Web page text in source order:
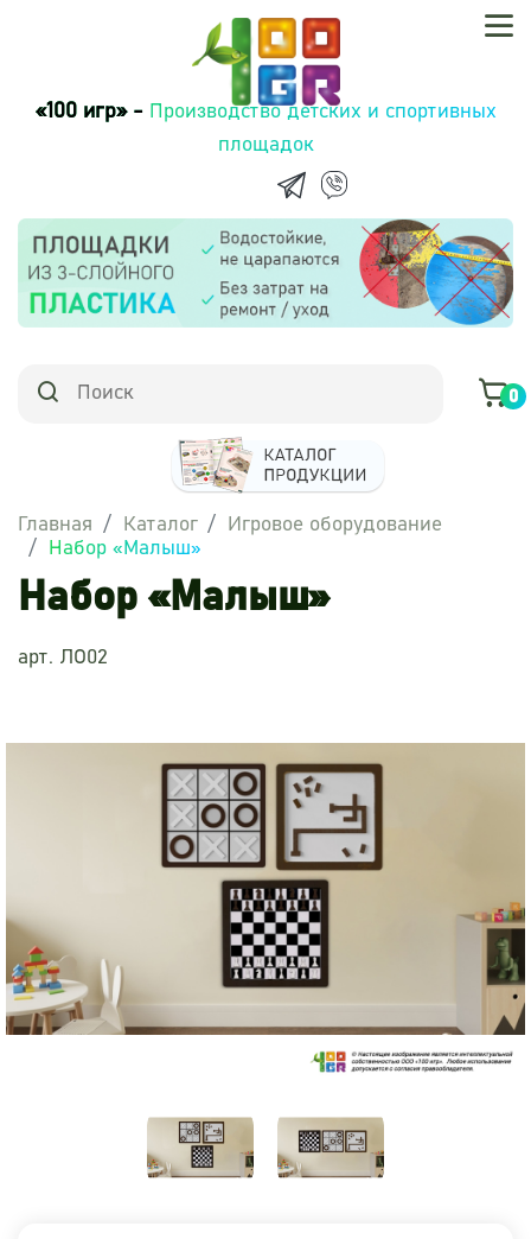
«100 игр» -Производство детских и спортивных
площадок
0
Главная Каталог
Игровое оборудование
Набор «Малыш»
Набор «Малыш»
арт. ЛО02